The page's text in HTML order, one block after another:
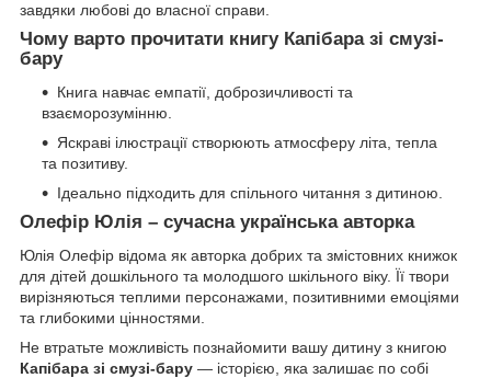
завдяки любові до власної справи.
Чому варто прочитати книгу Капібара зі смузі-
бару
Книга навчає емпатії, доброзичливості та
взаєморозумінню.
Яскраві ілюстрації створюють атмосферу літа, тепла
та позитиву.
Ідеально підходить для спільного читання з дитиною.
Олефір Юлія – сучасна українська авторка
Юлія Олефір відома як авторка добрих та змістовних книжок
для дітей дошкільного та молодшого шкільного віку. Її твори
вирізняються теплими персонажами, позитивними емоціями
та глибокими цінностями.
Не втратьте можливість познайомити вашу дитину з книгою
Капібара зі смузі-бару — історією, яка залишає по собі